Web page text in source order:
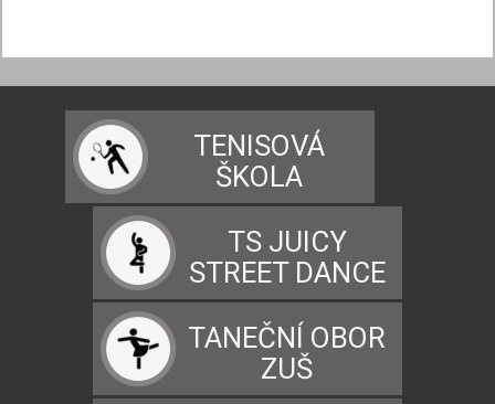
TENISOVÁ
ŠKOLA
TS JUICY
STREET DANCE
TANEČNÍ OBOR
ZUŠ